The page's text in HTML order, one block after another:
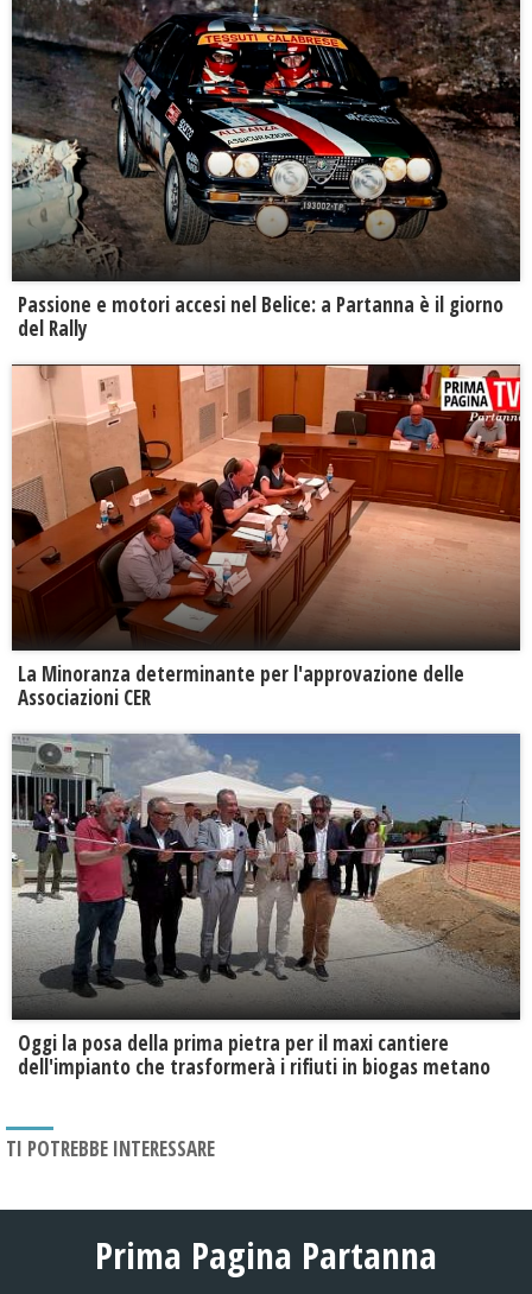
Passione e motori accesi nel Belice: a Partanna è il giorno
del Rally
La Minoranza determinante per l'approvazione delle
Associazioni CER
Oggi la posa della prima pietra per il maxi cantiere
dell'impianto che trasformerà i rifiuti in biogas metano
TI POTREBBE INTERESSARE
Prima Pagina Partanna